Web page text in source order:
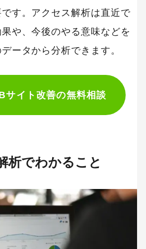
す。アクセス解析は直近で
や、今後のやる意味などを
ータから分析できます。
サイト改善の無料相談
析でわかること